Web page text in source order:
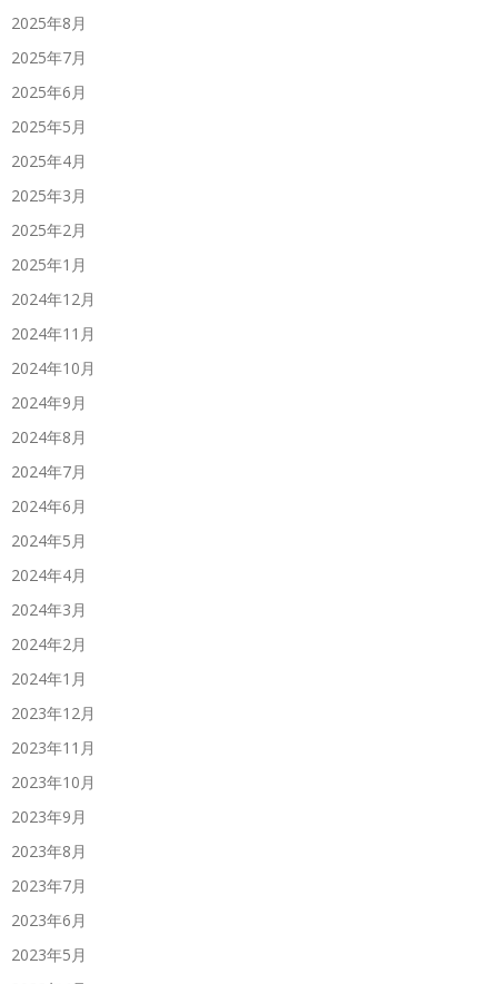
2025年8月
2025年7月
2025年6月
2025年5月
2025年4月
2025年3月
2025年2月
2025年1月
2024年12月
2024年11月
2024年10月
2024年9月
2024年8月
2024年7月
2024年6月
2024年5月
2024年4月
2024年3月
2024年2月
2024年1月
2023年12月
2023年11月
2023年10月
2023年9月
2023年8月
2023年7月
2023年6月
2023年5月